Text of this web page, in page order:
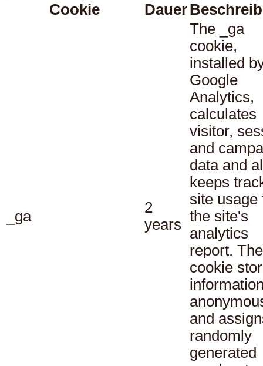
Cookie
Dauer
_ga
2
years
The _ga
cookie,
installed
Google
Analytics,
calculates
visitor,
and
data and
keeps
site usage
the site's
analytics
report. The
cookie
and
randomly
generated